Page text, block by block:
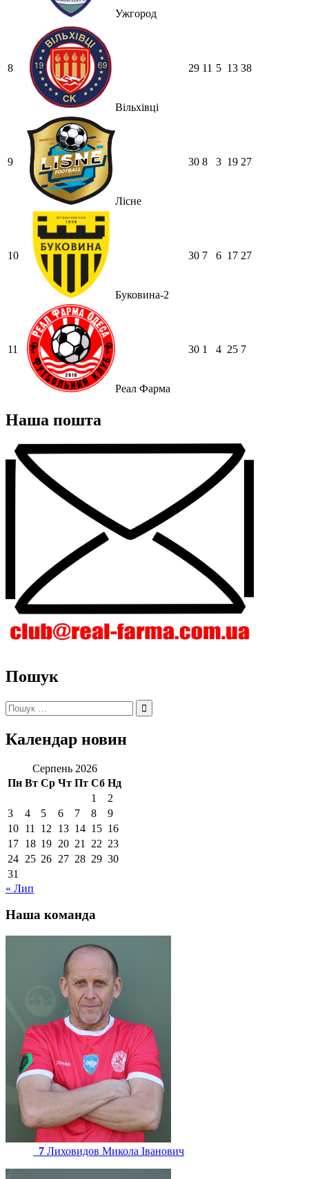
Ужгород
8
Вільхівці
29 11 5 13 38
9
Лісне
30 8 3 19 27
10
Буковина-2
30 7 6 17 27
11
Реал Фарма
30 1 4 25 7
Наша пошта
Пошук
Пошук:
Календар новин
Серпень 2026
Пн Вт Ср Чт Пт Сб Нд
1
2
3
4 5 6 7 8
9
10 11 12 13 14 15 16
17 18 19 20 21 22 23
24 25 26 27 28 29 30
31
« Лип
Наша команда
7 Лиховидов Микола Іванович